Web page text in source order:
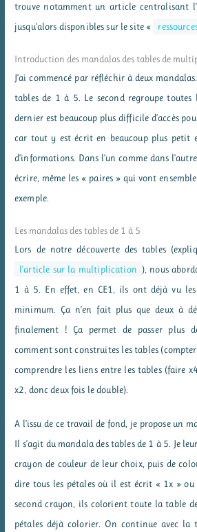
trouve notamment un article centralisant
jusqu’alors disponibles sur le site «
Introduction des mandalas des tables de
J’ai commencé par réfléchir à deux
tables de 1 à 5. Le second regroupe toutes
dernier est beaucoup plus difficile d’accès
car tout y est écrit en beaucoup plus petit
d’informations. Dans l’un comme dans
écrire, même les « paires » qui vont
exemple.
Les mandalas des tables de 1 à 5
Lors de notre découverte des tables
l’article sur la multiplication ), nous
1 à 5. En effet, en CE1, ils ont déjà vu
minimum. Ça n’en fait plus que deux à
finalement ! Ça permet de passer plus
comment sont construites les tables
comprendre les liens entre les tables (faire
x2, donc deux fois le double).
A l’issu de ce travail de fond, je propose un
Il s’agit du mandala des tables de 1 à 5. Je
crayon de couleur de leur choix, puis de
dire tous les pétales où il est écrit « 1x » ou
second crayon, ils colorient toute la table
pétales déjà colorier. On continue avec